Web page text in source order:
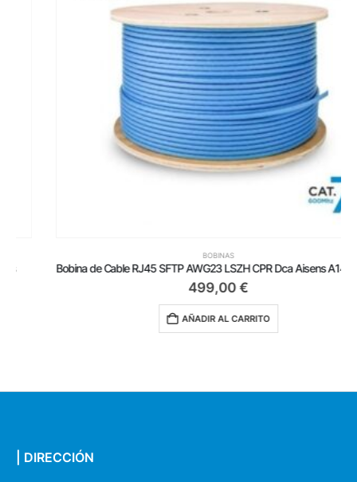
Bobina de Cable RJ45 SFTP AWG23 LSZH CPR Dca Aisens A146-0666 Cat.7/ 500m/ Azul
499,00€
AÑADIR AL CARRITO
| DIRECCIÓN